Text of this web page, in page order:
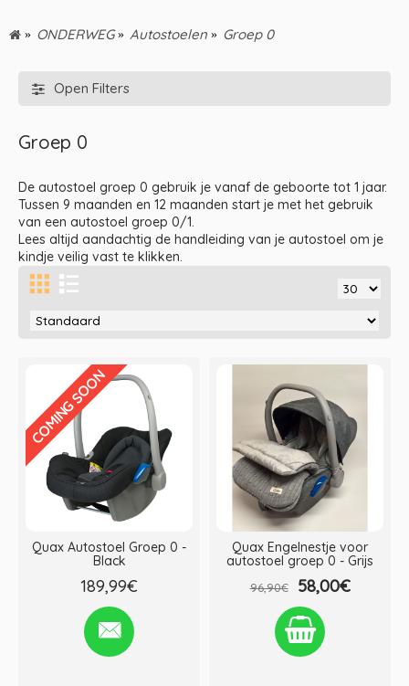
ONDERWEG Autostoelen Groep 0
Open Filters
Groep 0
De autostoel groep 0 gebruik je vanaf de geboorte tot 1 jaar.
Tussen 9 maanden en 12 maanden start je met het gebruik
van een autostoel groep 0/1.
Lees altijd aandachtig de handleiding van je autostoel om je
kindje veilig vast te klikken.
COMING SOON
Quax Autostoel Groep 0 -
Black
189,99€
Quax Engelnestje voor
autostoel groep 0 - Grijs
96,90€ 58,00€